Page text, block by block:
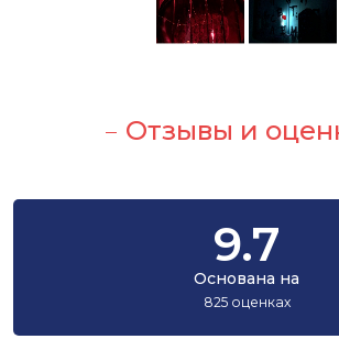
Отзывы и
9.7
Основана на
825 оценках